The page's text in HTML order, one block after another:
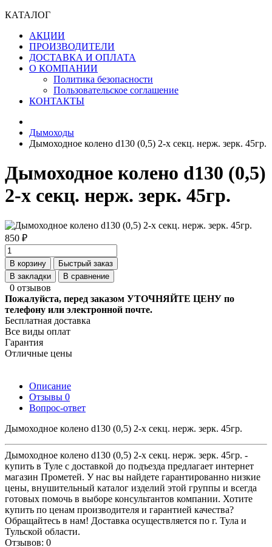
КАТАЛОГ
АКЦИИ
ПРОИЗВОДИТЕЛИ
ДОСТАВКА И ОПЛАТА
О КОМПАНИИ
Политика безопасности
Пользовательское соглашение
КОНТАКТЫ
Дымоходы
Дымоходное колено d130 (0,5) 2-х секц. нерж. зерк. 45гр.
Дымоходное колено d130 (0,5)
2-х секц. нерж. зерк. 45гр.
850 ₽
В корзину
Быстрый заказ
В закладки
В сравнение
0 отзывов
Пожалуйста, перед заказом УТОЧНЯЙТЕ ЦЕНУ по
телефону или электронной почте.
Бесплатная доставка
Все виды оплат
Гарантия
Отличные цены
Описание
Отзывы 0
Вопрос-ответ
Дымоходное колено d130 (0,5) 2-х секц. нерж. зерк. 45гр.
Дымоходное колено d130 (0,5) 2-х секц. нерж. зерк. 45гр. -
купить в Туле с доставкой до подъезда предлагает интернет
магазин Прометей. У нас вы найдете гарантированно низкие
цены, внушительный каталог изделий этой группы и всегда
готовых помочь в выборе консультантов компании. Хотите
купить по ценам производителя и гарантией качества?
Обращайтесь в нам! Доставка осуществляется по г. Тула и
Тульской области.
Отзывов: 0